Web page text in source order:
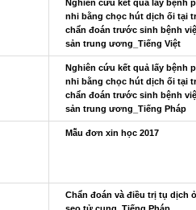
Nghiên cứu kết quả lấy bệnh
nhi bằng chọc hút dịch ối tại
chẩn đoán trước sinh bệnh
sản trung ương_Tiếng Việt
Nghiên cứu kết quả lấy bệnh
nhi bằng chọc hút dịch ối tại
chẩn đoán trước sinh bệnh
sản trung ương_Tiếng Pháp
Mẫu đơn xin học 2017
Chẩn đoán và điều trị tụ dịch